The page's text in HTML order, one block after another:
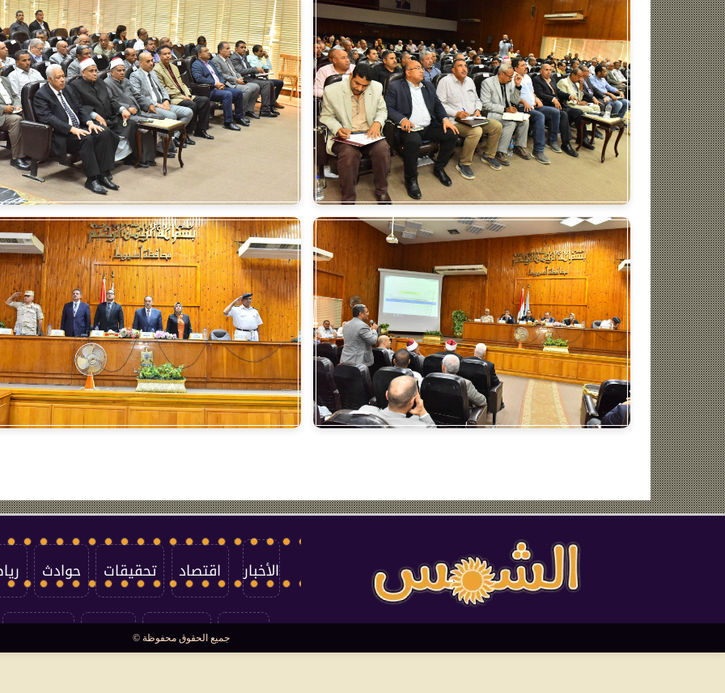
الأخبار اقتصاد تحقيقات حوادث
العالم سوشيال
جميع الحقوق محفوظة ©